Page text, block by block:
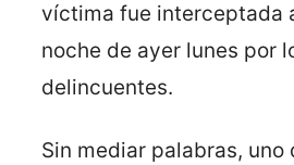
víctima fue interceptada
noche de ayer lunes por
delincuentes.
Sin mediar palabras, uno